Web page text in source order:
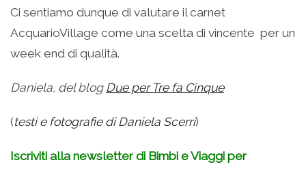
Ci sentiamo dunque di valutare il carnet
AcquarioVillage come una scelta di vincente per un
week end di qualità.
Daniela, del blog Due per Tre fa Cinque
(testi e fotografie di Daniela Scerri)
Iscriviti alla newsletter di Bimbi e Viaggi per